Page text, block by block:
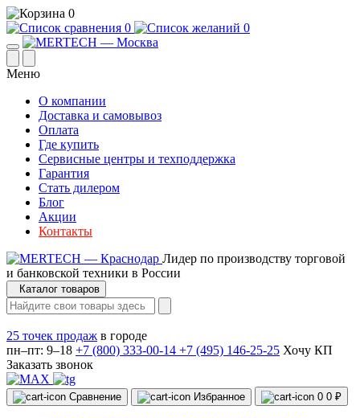
0
0
0
Меню
О компании
Доставка и самовывоз
Оплата
Где купить
Сервисные центры и техподдержка
Гарантия
Стать дилером
Блог
Акции
Контакты
Лидер по производству торговой
и банковской техники в России
Каталог товаров
25 точек продаж в городе
пн–пт: 9–18 +7 (800) 333-00-14 +7 (495) 146-25-25 Хочу КП
Заказать звонок
Сравнение Избранное 0 0 ₽